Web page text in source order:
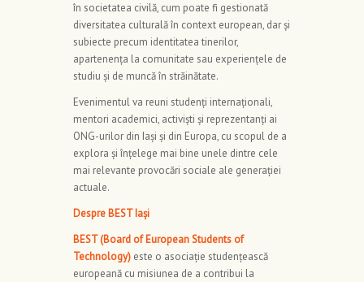
în societatea civilă, cum poate fi gestionată
diversitatea culturală în context european, dar și
subiecte precum identitatea tinerilor,
apartenența la comunitate sau experiențele de
studiu și de muncă în străinătate.
Evenimentul va reuni studenți internaționali,
mentori academici, activiști și reprezentanți ai
ONG-urilor din Iași și din Europa, cu scopul de a
explora și înțelege mai bine unele dintre cele
mai relevante provocări sociale ale generației
actuale.
Despre BEST Iași
BEST (Board of European Students of
Technology) este o asociație studențească
europeană cu misiunea de a contribui la